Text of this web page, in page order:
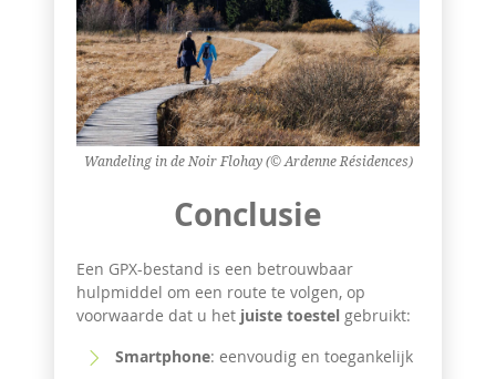
Wandeling in de Noir Flohay (© Ardenne Résidences)
Conclusie
Een GPX-bestand is een betrouwbaar
hulpmiddel om een route te volgen, op
voorwaarde dat u het juiste toestel gebruikt:
Smartphone: eenvoudig en toegankelijk